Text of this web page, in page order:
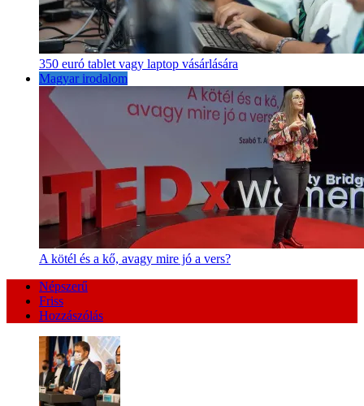
350 euró tablet vagy laptop vásárlására
Magyar irodalom
A kötél és a kő, avagy mire jó a vers?
Népszerű
Friss
Hozzászólás